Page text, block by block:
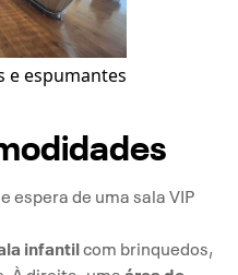
e espumantes
espera de uma sala VIP
infantilcom brinquedos,